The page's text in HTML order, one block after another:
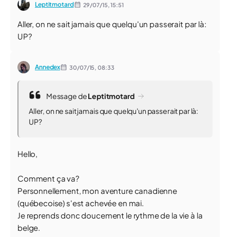
Leptitmotard 29/07/15,15:51
Aller, on ne sait jamais que quelqu'un passerait par là:
UP?
Annedex 30/07/15,08:33
Message deLeptitmotard
Aller, on ne sait jamais que quelqu'un passerait par là:
UP?
Hello,
Comment ça va?
Personnellement, mon aventure canadienne
(québecoise) s'est achevée en mai.
Je reprends donc doucement le rythme de la vie à la
belge.